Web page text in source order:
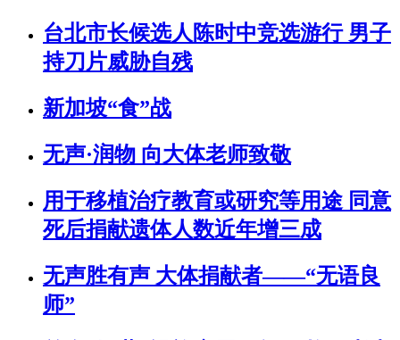
台北市长候选人陈时中竞选游行 男子
持刀片威胁自残
新加坡“食”战
无声·润物 向大体老师致敬
用于移植治疗教育或研究等用途 同意
死后捐献遗体人数近年增三成
无声胜有声 大体捐献者——“无语良
师”